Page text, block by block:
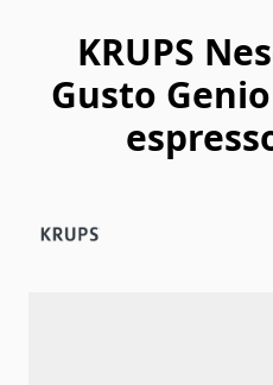
KRUPS
Gusto Genio